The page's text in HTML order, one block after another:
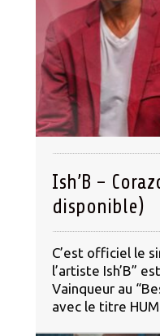
Ish’B –
disponible)
C’est officiel le
l’artiste Ish’B”
Vainqueur au
avec le titre